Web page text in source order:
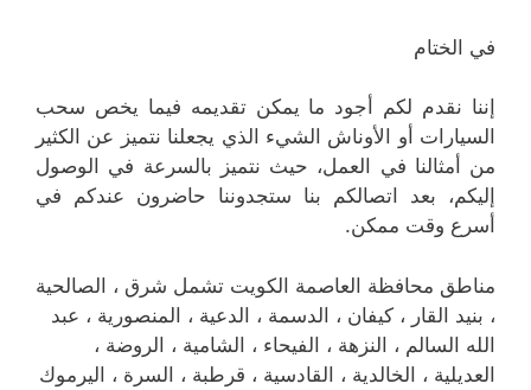
في الختام
إننا نقدم لكم أجود ما يمكن تقديمه فيما يخص سحب
السيارات أو الأوناش الشيء الذي يجعلنا نتميز عن الكثير
من أمثالنا في العمل، حيث نتميز بالسرعة في الوصول
إليكم، بعد اتصالكم بنا ستجدوننا حاضرون عندكم في
أسرع وقت ممكن.
مناطق محافظة العاصمة الكويت تشمل شرق ، الصالحية
، بنيد القار ، كيفان ، الدسمة ، الدعية ، المنصورية ، عبد
الله السالم ، النزهة ، الفيحاء ، الشامية ، الروضة ،
العديلية ، الخالدية ، القادسية ، قرطبة ، السرة ، اليرموك